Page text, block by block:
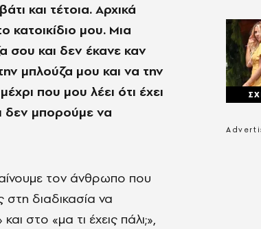
και τέτοια. Αρχικά
κατοικίδιο μου. Μια
σου και δεν έκανε καν
μπλούζα μου και να την
που μου λέει ότι έχει
δεν μπορούμε να
τον άνθρωπο που
στη διαδικασία να
στο «μα τι έχεις πάλι;»,